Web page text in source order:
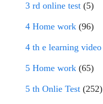
3 rd online test (5)
4 Home work (96)
4 th e learning video
5 Home work (65)
5 th Onlie Test (252)